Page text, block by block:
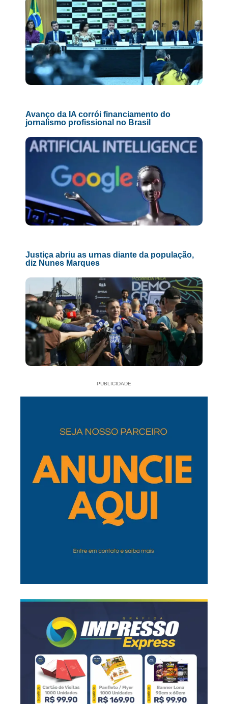
Avanço da IA corrói financiamento do
jornalismo profissional no Brasil
Justiça abriu as urnas diante da população,
diz Nunes Marques
PUBLICIDADE